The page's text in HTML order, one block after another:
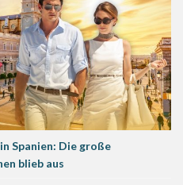
Spanien: Die große
blieb aus